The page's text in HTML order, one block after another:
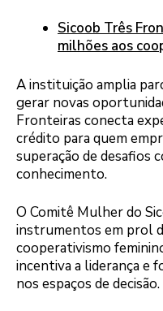
Sicoob Três
milhões aos
A instituição amplia
gerar novas
Fronteiras conecta
crédito para quem
superação de desafios
conhecimento.
O Comitê Mulher do
instrumentos em prol
cooperativismo
incentiva a liderança e
nos espaços de decisão.